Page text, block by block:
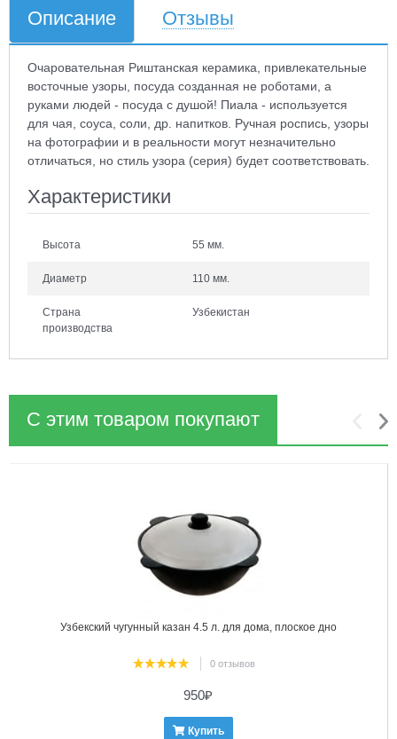
Описание Отзывы
Очаровательная Риштанская керамика, привлекательные
восточные узоры, посуда созданная не роботами, а
руками людей - посуда с душой! Пиала - используется
для чая, соуса, соли, др. напитков. Ручная роспись, узоры
на фотографии и в реальности могут незначительно
отличаться, но стиль узора (серия) будет соответствовать.
Характеристики
Высота 55 мм.
Диаметр 110 мм.
Страна
производства
Узбекистан
С этим товаром покупают
Узбекский чугунный казан 4.5 л. для дома, плоское дно
0 отзывов
950₽
Купить